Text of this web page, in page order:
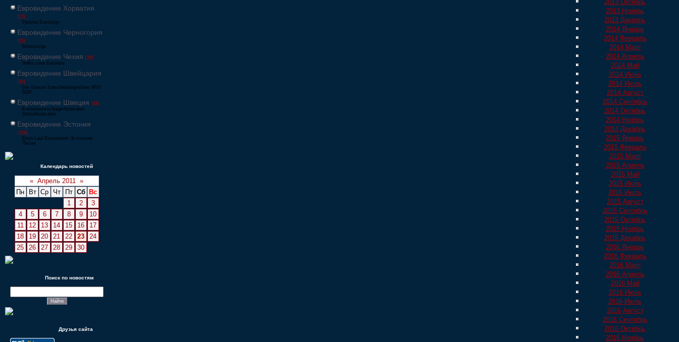
Евровидение Хорватия
[22]
Pjesma Eurovizije
Евровидение Черногория
[21]
Montevizija
Евровидение Чехия [26]
Velká cena Eurovize
Евровидение Швейцария
[35]
Die Grosse Entscheidungsshow SRG
SSR
Евровидение Швеция [48]
Eurovisionsschlagerfestivalen
Melodifestivalen
Евровидение Эстония
[226]
Eesti Laul Eurovisioon Эстонская
Песня
Календарь новостей
« Апрель 2011 »
Пн
Вт Ср Чт Пт Сб
Вс
1
2
3
4
5 6 7 8 9
10
11
12 13 14 15 16
17
18
19 20 21 22 23
24
25
26 27 28 29 30
Поиск по новостям
Друзья сайта
2013 Октябрь
2013 Ноябрь
2013 Декабрь
2014 Январь
2014 Февраль
2014 Март
2014 Апрель
2014 Май
2014 Июнь
2014 Июль
2014 Август
2014 Сентябрь
2014 Октябрь
2014 Ноябрь
2014 Декабрь
2015 Январь
2015 Февраль
2015 Март
2015 Апрель
2015 Май
2015 Июнь
2015 Июль
2015 Август
2015 Сентябрь
2015 Октябрь
2015 Ноябрь
2015 Декабрь
2016 Январь
2016 Февраль
2016 Март
2016 Апрель
2016 Май
2016 Июнь
2016 Июль
2016 Август
2016 Сентябрь
2016 Октябрь
2016 Ноябрь